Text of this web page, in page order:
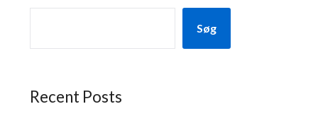
Søg
Recent Posts